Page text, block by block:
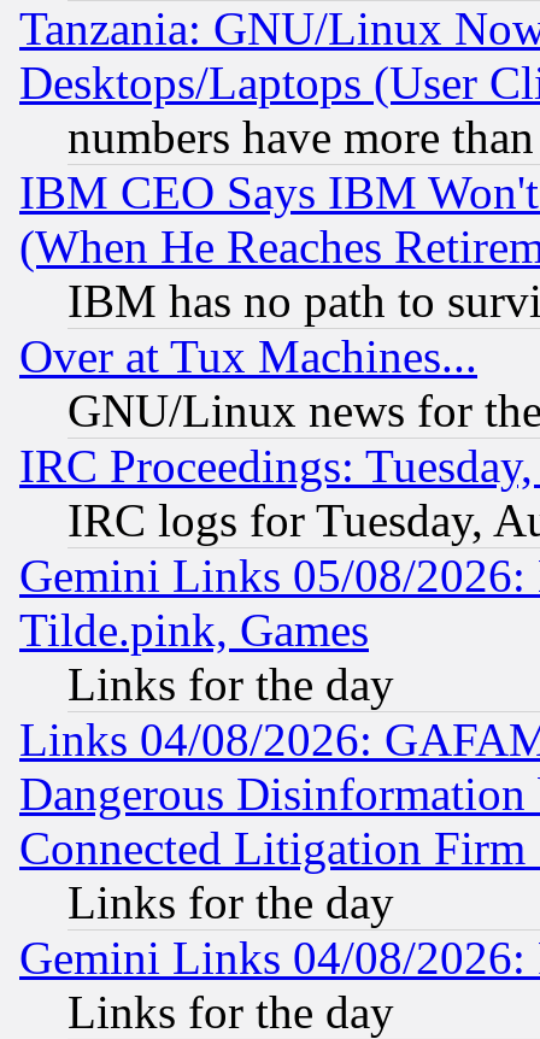
Tanzania: GNU/Linux
Desktops/Laptops (User
numbers have more
IBM CEO Says IBM
(When He Reaches
IBM has no path to
Over at Tux Machines...
GNU/Linux news for
IRC Proceedings:
IRC logs for Tuesday,
Gemini Links 05/08/2026:
Tilde.pink, Games
Links for the day
Links 04/08/2026:
Dangerous
Connected Litigation
Links for the day
Gemini Links 04/08/
Links for the day